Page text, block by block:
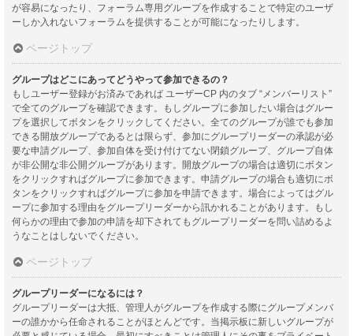
が容易になったり、フォーラム専用グループを作成することで特定のユーザ
ーしか入れないフォーラムを提供することが可能になったりします。
ページトップ
グループはどこにあってどうやって参加できるの？
もしユーザー登録がお済みであれば ユーザーCP 内のタブ “メンバーリスト”
で全てのグループを確認できます。もしグループに参加したい場合はグルー
プを選択してボタンをクリックしてください。全てのグループが誰でも参加
できる開放グループであるとは限らず、参加にグループリーダーの承認が必
要な申請グループ、参加自体を受け付けてない閉鎖グループ、グループ自体
が非公開な非公開グループがあります。開放グループの場合は適切にボタン
をクリックすればグループに参加できます。申請グループの場合も適切にボ
タンをクリックすればグループに参加を申請できます。場合によってはグル
ープに参加する理由をグループリーダーから訊かれることがあります。もし
何らかの理由で参加の申請を却下されてもグループリーダーを問い詰めるよ
うなことはしないでください。
ページトップ
グループリーダーになるには？
グループリーダーは大抵、管理人がグループを作成する際にグループメンバ
ーの誰かから任命されることがほとんどです。当掲示板に新しいグループが